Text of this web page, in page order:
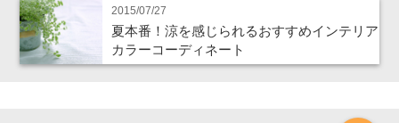
2015/07/27
夏本番！涼を感じられるおすすめインテリア
カラーコーディネート